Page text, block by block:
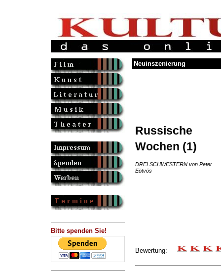
Bitte spenden Sie!
Neuinszenierung
Russische
Wochen (1)
DREI SCHWESTERN von Peter
Eötvös
Bewertung: